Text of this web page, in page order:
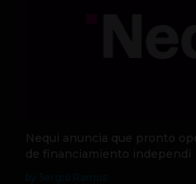
Nequi anuncia que pronto
de financiamiento independi